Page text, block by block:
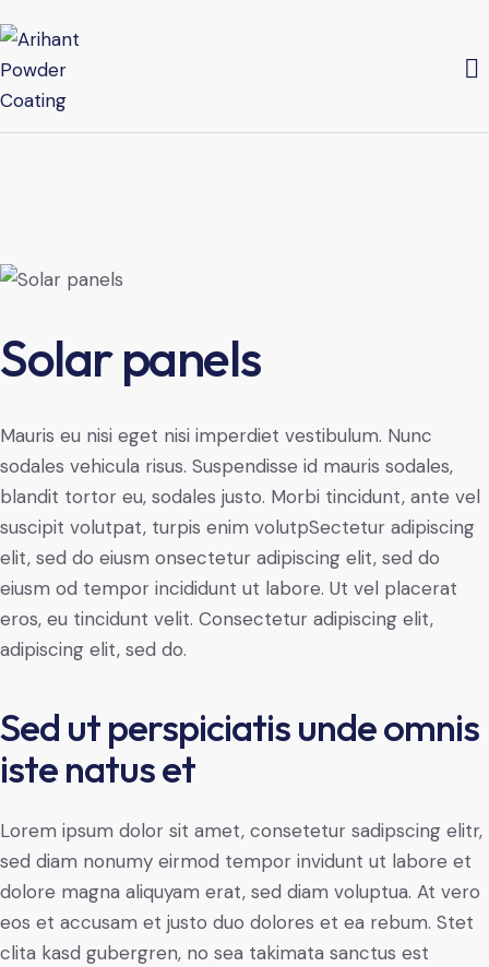
Solar panels
Mauris eu nisi eget nisi imperdiet vestibulum. Nunc
sodales vehicula risus. Suspendisse id mauris sodales,
blandit tortor eu, sodales justo. Morbi tincidunt, ante vel
suscipit volutpat, turpis enim volutpSectetur adipiscing
elit, sed do eiusm onsectetur adipiscing elit, sed do
eiusm od tempor incididunt ut labore. Ut vel placerat
eros, eu tincidunt velit. Consectetur adipiscing elit,
adipiscing elit, sed do.
Sed ut perspiciatis unde omnis
iste natus et
Lorem ipsum dolor sit amet, consetetur sadipscing elitr,
sed diam nonumy eirmod tempor invidunt ut labore et
dolore magna aliquyam erat, sed diam voluptua. At vero
eos et accusam et justo duo dolores et ea rebum. Stet
clita kasd gubergren, no sea takimata sanctus est